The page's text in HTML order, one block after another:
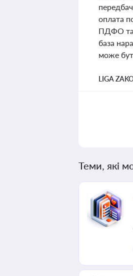
оплата
ПДФО та
база
може
LIGA
Теми, які